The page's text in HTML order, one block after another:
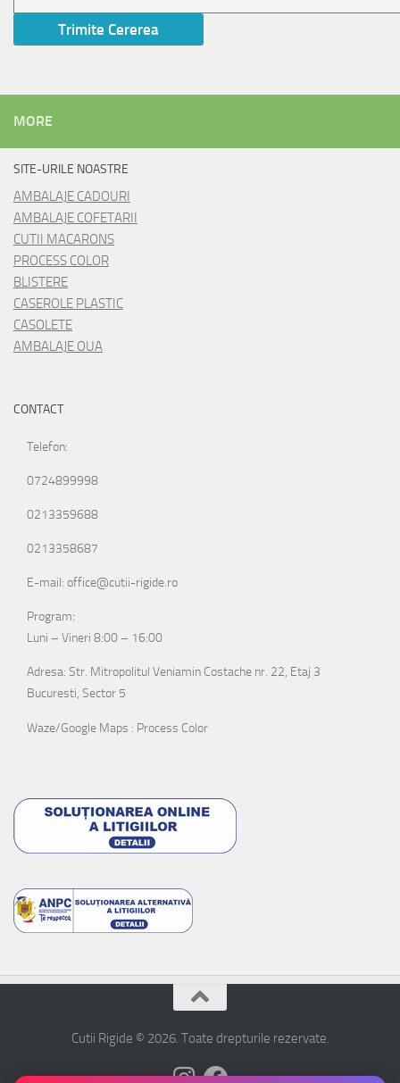
MORE
SITE-URILE NOASTRE
AMBALAJE CADOURI
AMBALAJE COFETARII
CUTII MACARONS
PROCESS COLOR
BLISTERE
CASEROLE PLASTIC
CASOLETE
AMBALAJE OUA
CONTACT
Telefon:
0724899998
0213359688
0213358687
E-mail: office@cutii-rigide.ro
Program:
Luni – Vineri 8:00 – 16:00
Adresa: Str. Mitropolitul Veniamin Costache nr. 22, Etaj 3
Bucuresti, Sector 5
Waze/Google Maps : Process Color
Cutii Rigide © 2026. Toate drepturile rezervate.